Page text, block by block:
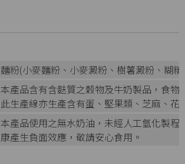
麵粉(小麥麵粉、小麥澱粉、樹薯澱粉、糊
本產品含有含麩質之穀物及牛奶製品，食物
此生產線亦生產含有蛋、堅果類、芝麻、花
本產品使用之無水奶油，未經人工氫化製
康產生負面效應，敬請安心食用。